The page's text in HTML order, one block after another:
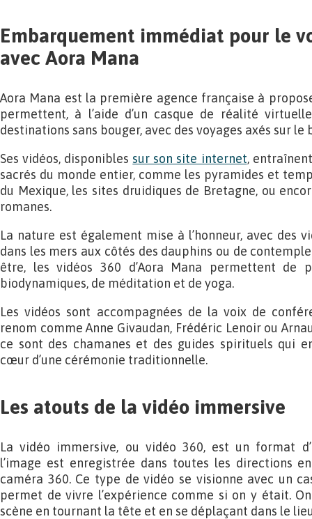
Embarquement immédiat pour le
avec Aora Mana
Aora Mana est la première agence française à
permettent, à l’aide d’un casque de réalité
destinations sans bouger, avec des voyages axés sur
Ses vidéos, disponiblessur son site internet,
sacrés du monde entier, comme les pyramides et
du Mexique, les sites druidiques de Bretagne, ou
romanes.
La nature est également mise à l’honneur, avec des
dans les mers aux côtés des dauphins ou de
être, les vidéos 360 d’Aora Mana permettent de
biodynamiques, de méditation et de yoga.
Les vidéos sont accompagnées de la voix de
renom comme Anne Givaudan, Frédéric Lenoir ou
ce sont des chamanes et des guides spirituels qui
cœur d’une cérémonie traditionnelle.
Les atouts de la vidéo immersive
La vidéo immersive, ou vidéo 360, est un format
l’image est enregistrée dans toutes les directions
caméra 360. Ce type de vidéo se visionne avec un
permet de vivre l’expérience comme si on y était.
scène en tournant la tête et en se déplaçant dans le